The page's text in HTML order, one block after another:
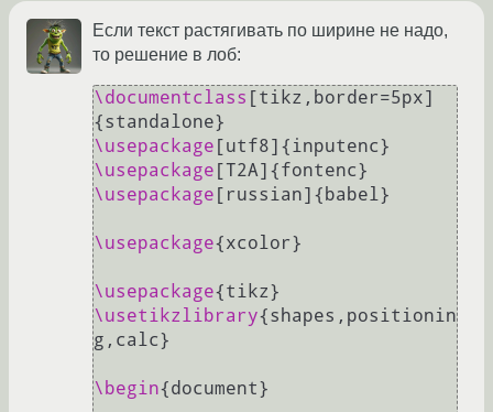
Если текст растягивать по ширине не надо,
то решение в лоб:
\documentclass [tikz,border=5px]
\usepackage
\usepackage
\usepackage [russian]{babel}
\usepackage{xcolor}
\usepackage
\usetikzlibrary{shapes,positionin
g,calc}
\begin{document}